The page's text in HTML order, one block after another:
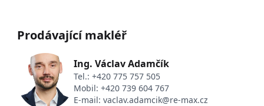
Prodávající makléř
Ing. Václav Adamčík
Tel.:+420 775 757 505
Mobil:+420 739 604 767
E-mail:vaclav.adamcik@re-max.cz